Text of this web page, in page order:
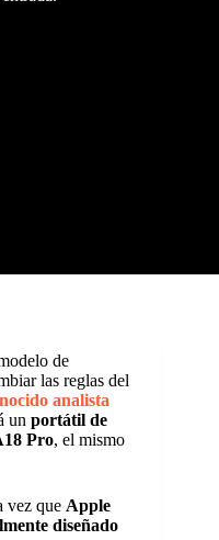
de
las reglas del
analista
un portátil de
Pro, el mismo
vez que Apple
diseñado